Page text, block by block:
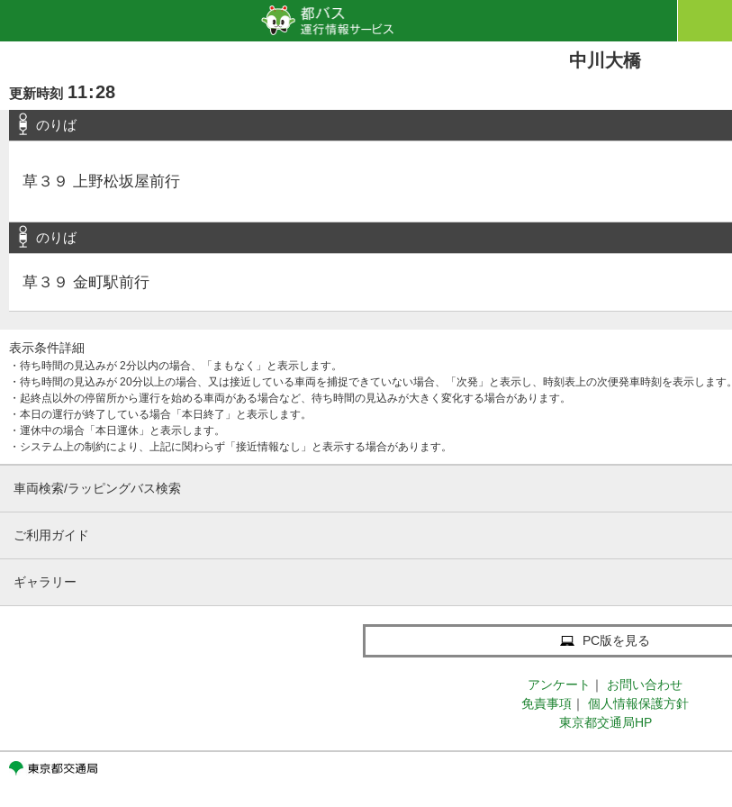
中川大橋
更新時刻 11:28
のりば
草３９ 上野松坂屋前行
のりば
草３９ 金町駅前行
表示条件詳細
・待ち時間の見込みが 2分以内の場合、「まもなく」と表示します。
・待ち時間の見込みが 20分以上の場合、又は接近している車両を捕捉できていない場合、「次発」と表示し、時刻表上の次便発車時刻を表示します。
・起終点以外の停留所から運行を始める車両がある場合など、待ち時間の見込みが大きく変化する場合があります。
・本日の運行が終了している場合「本日終了」と表示します。
・運休中の場合「本日運休」と表示します。
・システム上の制約により、上記に関わらず「接近情報なし」と表示する場合があります。
車両検索/ラッピングバス検索
ご利用ガイド
ギャラリー
PC版を見る
アンケート ｜
お問い合わせ
免責事項 ｜
個人情報保護方針
東京都交通局HP